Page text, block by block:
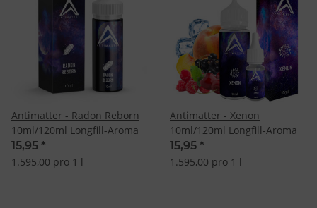
Antimatter - Radon Reborn
10ml/120ml Longfill-Aroma
15,95 *
1.595,00 pro 1 l
Antimatter - Xenon
10ml/120ml Longfill-Aroma
15,95 *
1.595,00 pro 1 l